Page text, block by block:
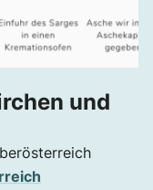
und